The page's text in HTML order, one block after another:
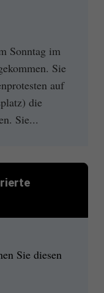
Sonntag im
Sie
auf
die
Sie...
Sie diesen